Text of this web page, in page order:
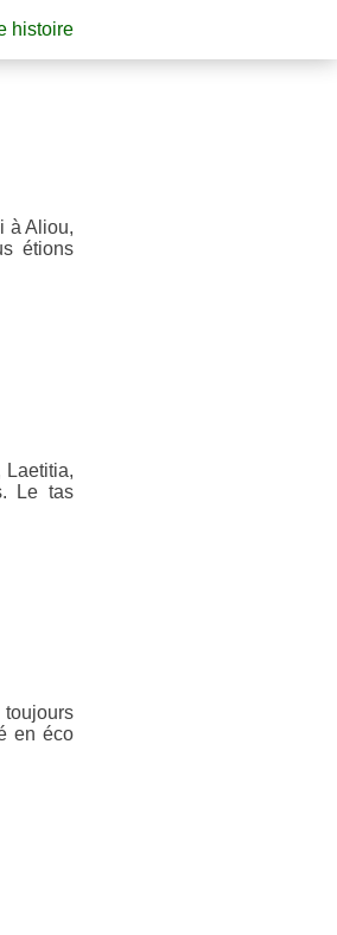
histoire
à Aliou,
étions
Laetitia,
Le tas
en éco